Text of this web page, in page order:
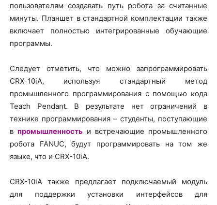
пользователям создавать путь робота за считанные
минуты. Планшет в стандартной комплектации также
включает полностью интегрированные обучающие
программы.
Следует отметить, что можно запрограммировать
CRX-10iA, используя стандартный метод
промышленного программирования с помощью кода
Teach Pendant. В результате нет ограничений в
технике программирования – студенты, поступающие
в промышленность и встречающие промышленного
робота FANUC, будут программировать на том же
языке, что и CRX-10iA.
CRX-10iA также предлагает подключаемый модуль
для поддержки установки интерфейсов для